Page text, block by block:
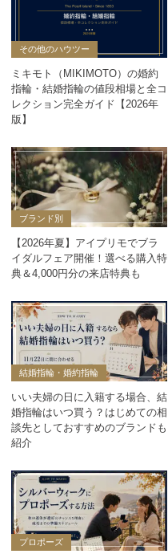
その他のハウツー
ミキモト（MIKIMOTO）の婚約
指輪・結婚指輪の値段相場と全コ
レクション完全ガイド【2026年
版】
ブランド別
【2026年夏】アイプリモでブラ
イダルフェア開催！選べる購入特
典＆4,000円分の来店特典も
結婚指輪・婚約指輪
いい夫婦の日に入籍する場合、結
婚指輪はいつ買う？はじめての相
談先としておすすめのブランドも
紹介
プロポーズ